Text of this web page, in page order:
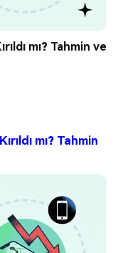
mı? Tahmin ve
mı? Tahmin